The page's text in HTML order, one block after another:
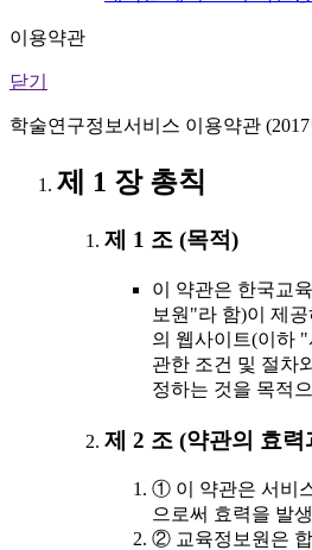
이용약관
닫기
학술연구정보서비스 이용약관
제 1 장 총칙
제 1 조 (목적)
이 약관은 한국교
보원"라 함)이 제
의 웹사이트(이하
관한 조건 및 절차
정하는 것을 목적
제 2 조 (약관의 효력
① 이 약관은 서비
으로써 효력을 발
② 교육정보원은